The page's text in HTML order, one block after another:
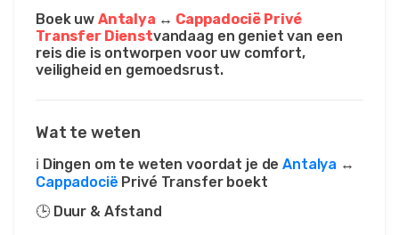
Boek uw Antalya ↔ Cappadocië Privé
Transfer Dienstvandaag en geniet van een
reis die is ontworpen voor uw comfort,
veiligheid en gemoedsrust.
Wat te weten
ℹ️ Dingen om te weten voordat je deAntalya ↔
Cappadocië Privé Transfer boekt
🕒 Duur & Afstand